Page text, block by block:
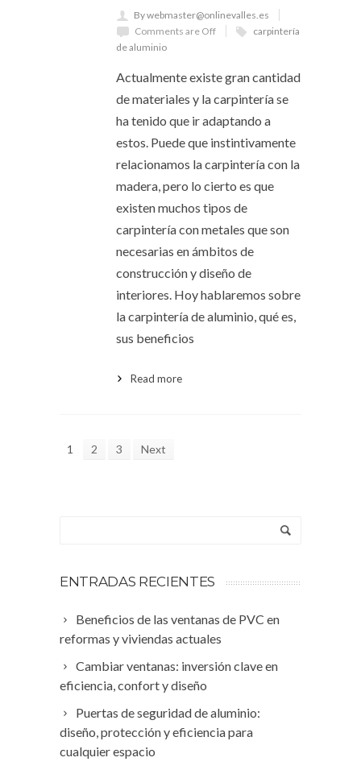
By webmaster@onlinevalles.es
Comments are Off
carpintería
de aluminio
Actualmente existe gran cantidad
de materiales y la carpintería se
ha tenido que ir adaptando a
estos. Puede que instintivamente
relacionamos la carpintería con la
madera, pero lo cierto es que
existen muchos tipos de
carpintería con metales que son
necesarias en ámbitos de
construcción y diseño de
interiores. Hoy hablaremos sobre
la carpintería de aluminio, qué es,
sus beneficios
Read more
1 2 3 Next
ENTRADAS RECIENTES
Beneficios de las ventanas de PVC en
reformas y viviendas actuales
Cambiar ventanas: inversión clave en
eficiencia, confort y diseño
Puertas de seguridad de aluminio:
diseño, protección y eficiencia para
cualquier espacio